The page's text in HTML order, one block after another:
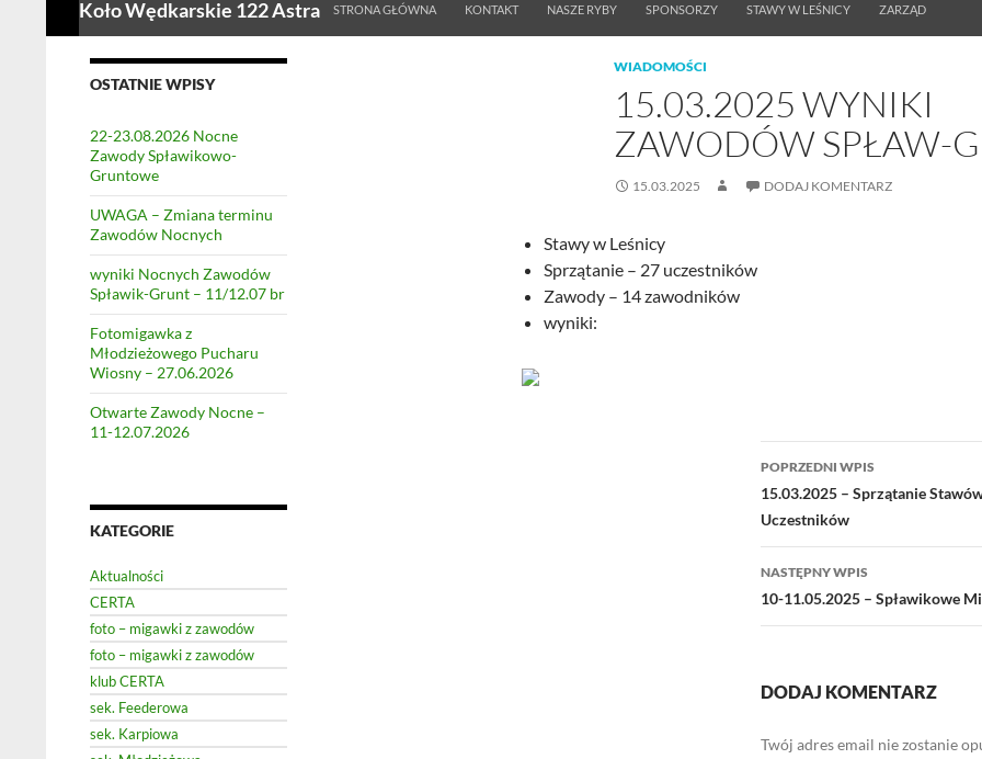
Koło Wędkarskie 122 Astra STRONA GŁÓWNA KONTAKT NASZE RYBY SPONSORZY STAWY W LEŚNICY ZARZĄD
WIADOMOŚCI
15.03.2025 WYNIKI
ZAWODÓW SPŁAW-
15.03.2025 DODAJ KOMENTARZ
Stawy w Leśnicy
Sprzątanie – 27 uczestników
Zawody – 14 zawodników
wyniki:
Nawigacja
wpisu
POPRZEDNI WPIS
15.03.2025 – Sprzątanie
Uczestników
NASTĘPNY WPIS
10-11.05.2025 – Spławikowe
DODAJ KOMENTARZ
Twój adres email nie zostanie
OSTATNIE WPISY
22-23.08.2026 Nocne
Zawody Spławikowo-
Gruntowe
UWAGA – Zmiana terminu
Zawodów Nocnych
wyniki Nocnych Zawodów
Spławik-Grunt – 11/12.07 br
Fotomigawka z
Młodzieżowego Pucharu
Wiosny – 27.06.2026
Otwarte Zawody Nocne –
11-12.07.2026
KATEGORIE
Aktualności
CERTA
foto – migawki z zawodów
foto – migawki z zawodów
klub CERTA
sek. Feederowa
sek. Karpiowa